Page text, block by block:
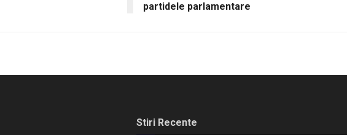
partidele parlamentare
Stiri Recente